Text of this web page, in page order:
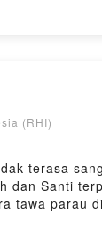
Horor-
(RHI)
terasa
dan Santi
tawa parau